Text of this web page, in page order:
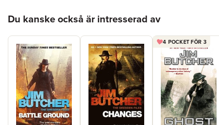
Du kanske också är intresserad av
4 POCKET FÖR 3